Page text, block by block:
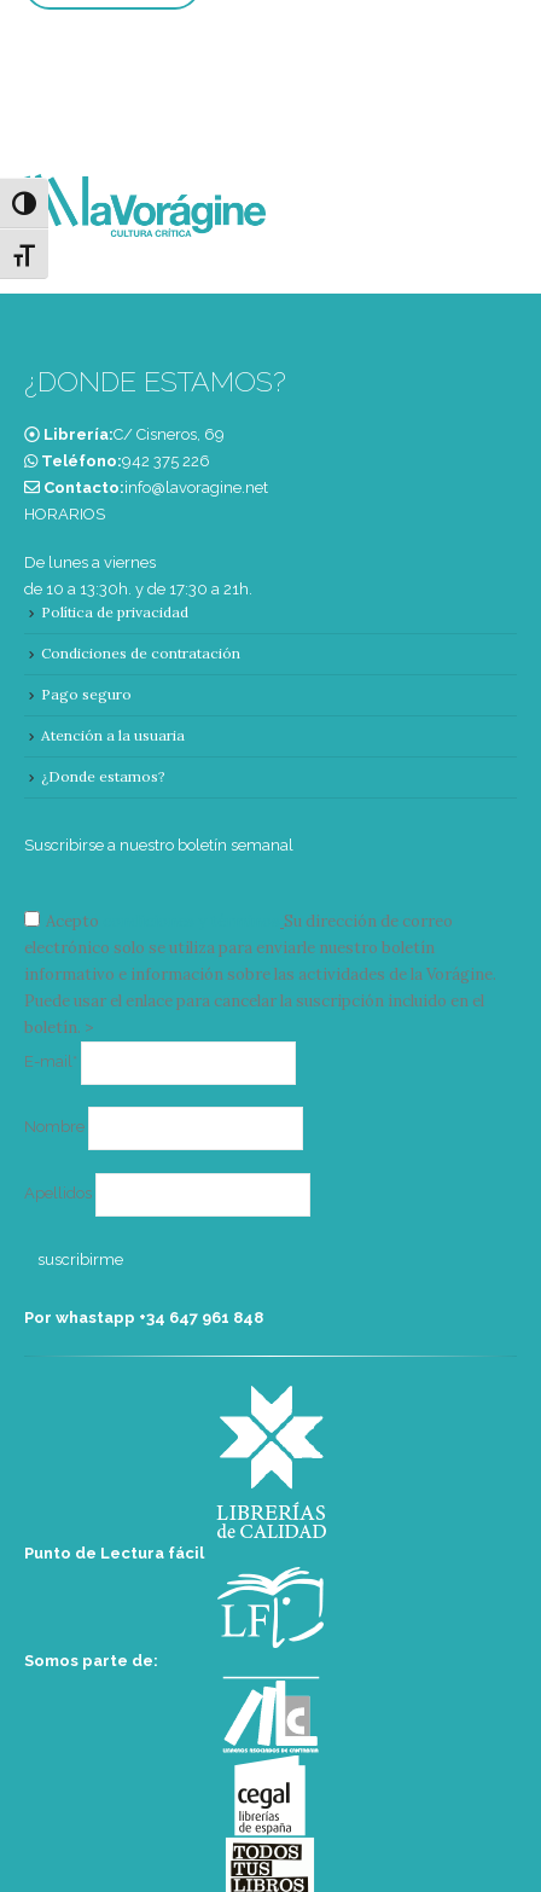
Alternar alto contraste
Alternar tamaño de letra
¿DONDE ESTAMOS?
Librería:C/ Cisneros, 69
Teléfono:‭942 375 226‬
Contacto:info@lavoragine.net
HORARIOS
De lunes a viernes
de 10 a 13:30h. y de 17:30 a 21h.
Política de privacidad
Condiciones de contratación
Pago seguro
Atención a la usuaria
¿Donde estamos?
Suscribirse a nuestro boletín semanal
Acepto
Su dirección de correo
electrónico solo se utiliza para enviarle nuestro boletín
informativo e información sobre las actividades de la Vorágine.
Puede usar el enlace para cancelar la suscripción incluido en el
boletín. >
E-mail*
Nombre
Apellidos
Por whastapp +34 ‭647 961 848‬
Punto de Lectura fácil
Somos parte de: